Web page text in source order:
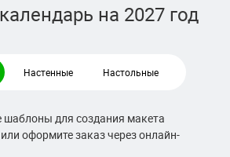
на 2027 год
Настенные Настольные
шаблоны для создания макета
оформите заказ через онлайн-